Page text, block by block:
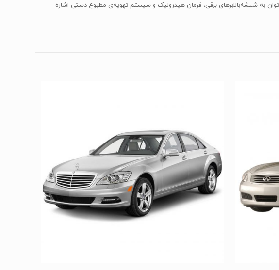
به شیشه‌بالابرهای برقی، فرمان هیدرولیک و سیستم تهویه‌ی مطبوع دستی اشاره